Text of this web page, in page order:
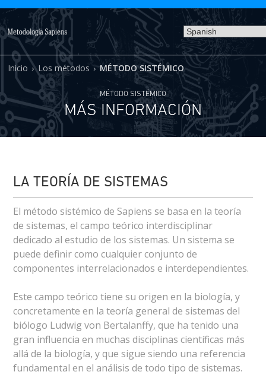
Inicio › Los métodos › MÉTODO SISTÉMICO
MÉTODO SISTÉMICO
MÁS INFORMACIÓN
LA TEORÍA DE SISTEMAS
El método sistémico de Sapiens se basa en la teoría
de sistemas, el campo teórico interdisciplinar
dedicado al estudio de los sistemas. Un sistema se
puede definir como cualquier conjunto de
componentes interrelacionados e interdependientes.
Este campo teórico tiene su origen en la biología, y
concretamente en la teoría general de sistemas del
biólogo Ludwig von Bertalanffy, que ha tenido una
gran influencia en muchas disciplinas científicas más
allá de la biología, y que sigue siendo una referencia
fundamental en el análisis de todo tipo de sistemas.